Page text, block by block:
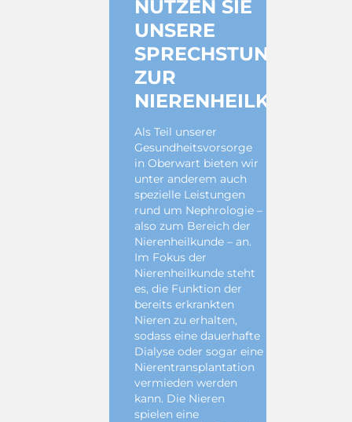
NUTZEN SIE
UNSERE
SPRECHSTUNDE
ZUR
NIERENHEILKUNDE
Als Teil unserer
Gesundheitsvorsorge
in Oberwart bieten wir
unter anderem auch
spezielle Leistungen
rund um Nephrologie –
also zum Bereich der
Nierenheilkunde – an.
Im Fokus der
Nierenheilkunde steht
es, die Funktion der
bereits erkrankten
Nieren zu erhalten,
sodass eine dauerhafte
Dialyse oder sogar eine
Nierentransplantation
vermieden werden
kann. Die Nieren
spielen eine